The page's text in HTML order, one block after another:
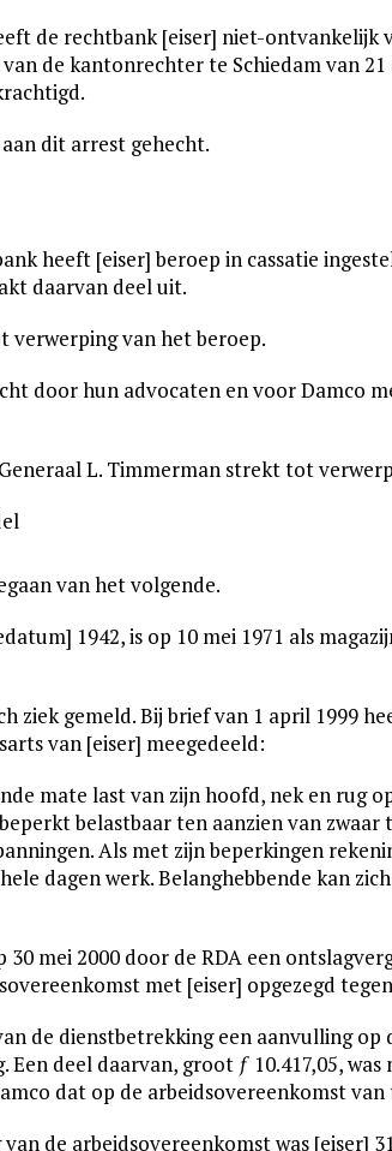
de rechtbank [eiser] niet-ontvankelijk
de kantonrechter te Schiedam van 21
dit arrest gehecht.
heeft [eiser] beroep in cassatie
daarvan deel uit.
verwerping van het beroep.
door hun advocaten en voor Damco
L. Timmerman strekt tot
van het volgende.
1942, is op 10 mei 1971 als
ziek gemeld. Bij brief van 1 april 1999
van [eiser] meegedeeld:
mate last van zijn hoofd, nek en rug
belastbaar ten aanzien van zwaar
Als met zijn beperkingen
dagen werk. Belanghebbende kan
mei 2000 door de RDA een
met [eiser] opgezegd
de dienstbetrekking een aanvulling op
deel daarvan, groot ƒ 10.417,05,
dat op de arbeidsovereenkomst van
de arbeidsovereenkomst was [eiser]